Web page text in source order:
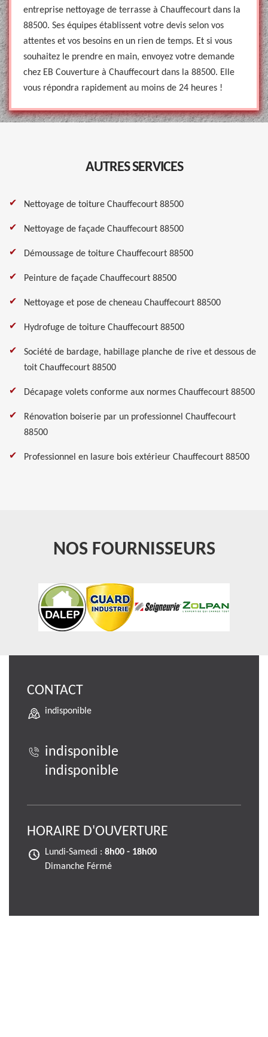
entreprise nettoyage de terrasse à Chauffecourt dans la
88500. Ses équipes établissent votre devis selon vos
attentes et vos besoins en un rien de temps. Et si vous
souhaitez le prendre en main, envoyez votre demande
chez EB Couverture à Chauffecourt dans la 88500. Elle
vous répondra rapidement au moins de 24 heures !
AUTRES SERVICES
Nettoyage de toiture Chauffecourt 88500
Nettoyage de façade Chauffecourt 88500
Démoussage de toiture Chauffecourt 88500
Peinture de façade Chauffecourt 88500
Nettoyage et pose de cheneau Chauffecourt 88500
Hydrofuge de toiture Chauffecourt 88500
Société de bardage, habillage planche de rive et dessous de
toit Chauffecourt 88500
Décapage volets conforme aux normes Chauffecourt 88500
Rénovation boiserie par un professionnel Chauffecourt
88500
Professionnel en lasure bois extérieur Chauffecourt 88500
NOS FOURNISSEURS
CONTACT
indisponible
indisponible
indisponible
HORAIRE D'OUVERTURE
Lundi-Samedi : 8h00 - 18h00
Dimanche Férmé